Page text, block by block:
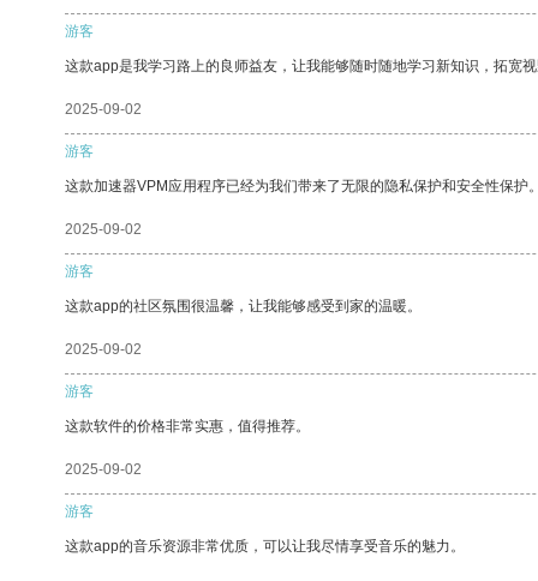
游客
这款app是我学习路上的良师益友，让我能够随时随地学习新知识，拓宽
2025-09-02
游客
这款加速器VPM应用程序已经为我们带来了无限的隐私保护和安全性保护
2025-09-02
游客
这款app的社区氛围很温馨，让我能够感受到家的温暖。
2025-09-02
游客
这款软件的价格非常实惠，值得推荐。
2025-09-02
游客
这款app的音乐资源非常优质，可以让我尽情享受音乐的魅力。